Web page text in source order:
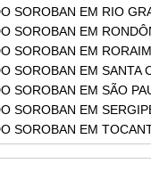
SOROBAN EM RIO
SOROBAN EM
SOROBAN EM
SOROBAN EM SANTA
SOROBAN EM SÃO
SOROBAN EM
SOROBAN EM